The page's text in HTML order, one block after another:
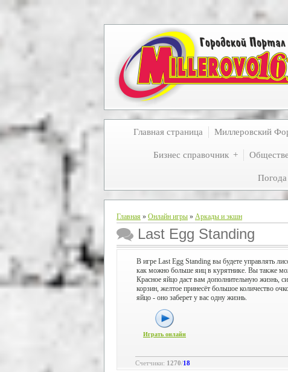
Главная страница Миллеровский
Бизнес справочник
Главная » Онлайн игры » Аркады и экшн
Last Egg Standing
В игре Last Egg Standing вы будете управлять
как можно больше яиц в курятнике. Вы также
Красное яйцо даст вам дополнительную жизнь,
корзин, желтое принесёт большое количество
яйцо - оно заберет у вас одну жизнь.
Играть онлайн
Счетчики: 1270/18